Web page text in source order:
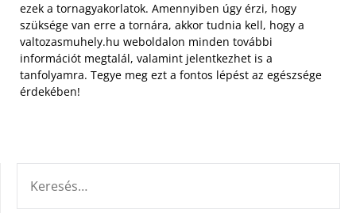
ezek a tornagyakorlatok. Amennyiben úgy érzi, hogy
szüksége van erre a tornára, akkor tudnia kell, hogy a
valtozasmuhely.hu weboldalon minden további
információt megtalál, valamint jelentkezhet is a
tanfolyamra. Tegye meg ezt a fontos lépést az egészsége
érdekében!